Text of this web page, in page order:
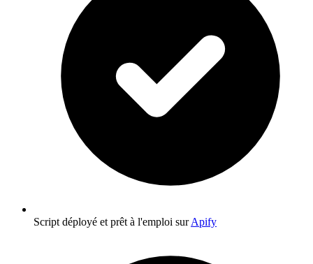
Script déployé et prêt à l'emploi surApify